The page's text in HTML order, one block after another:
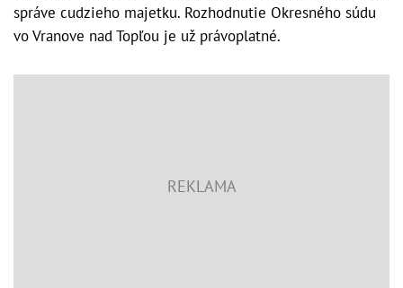
správe cudzieho majetku. Rozhodnutie Okresného súdu
vo Vranove nad Topľou je už právoplatné.